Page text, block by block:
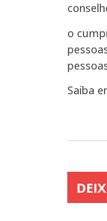
o
Saiba